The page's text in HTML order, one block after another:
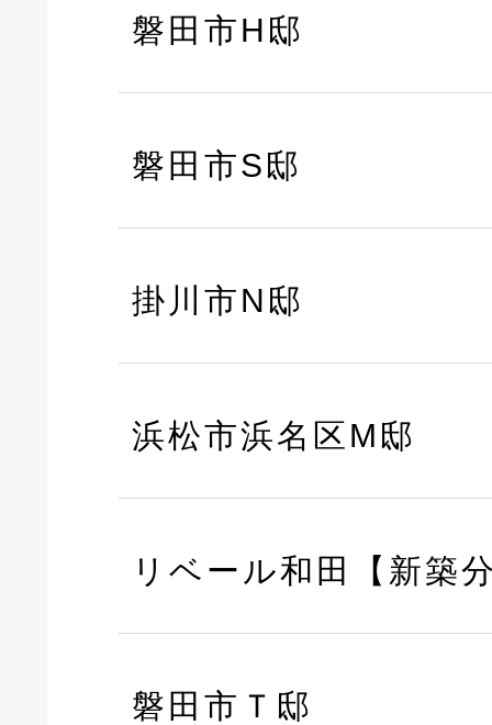
磐田市H邸
磐田市S邸
掛川市N邸
浜松市浜名区M邸
リベール和田【新築
磐田市Ｔ邸